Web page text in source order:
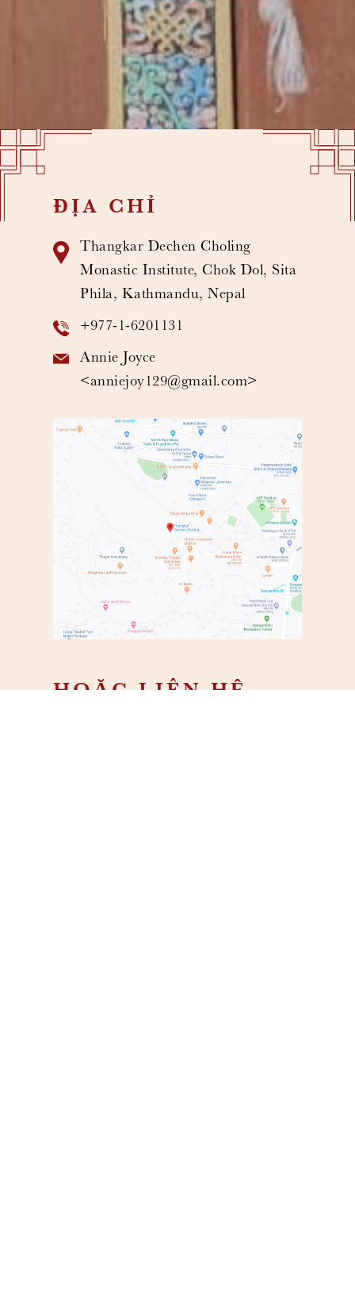
ĐỊA CHỈ
Thangkar Dechen Choling
Monastic Institute, Chok Dol, Sita
Phila, Kathmandu, Nepal
+977-1-6201131
Annie Joyce
<anniejoy129@gmail.com>
HOẶC LIÊN HỆ